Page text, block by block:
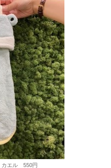
カエル 550円